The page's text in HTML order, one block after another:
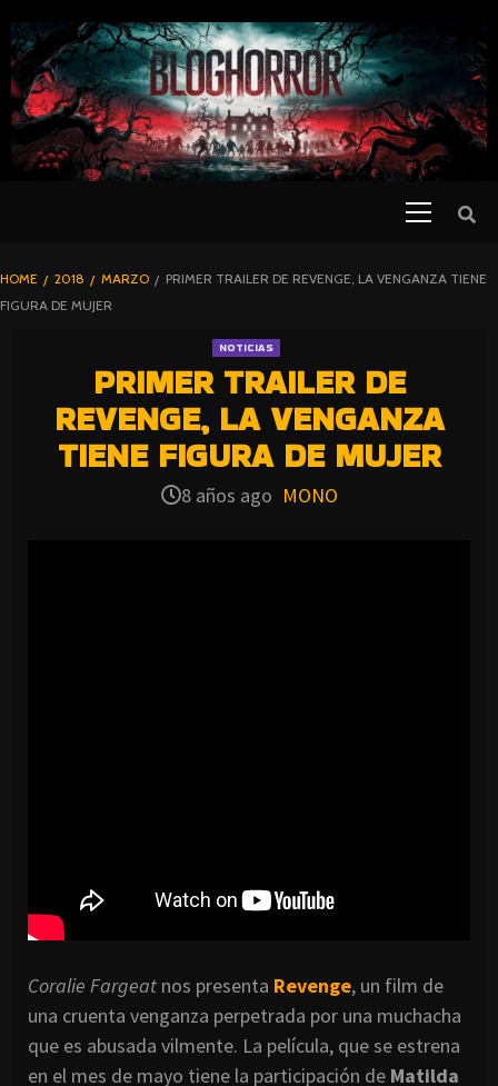
TO
CONTENT
BLOGHORROR
⋆
HOME 2018 MARZO
PRIMER TRAILER DE REVENGE, LA VENGANZA TIENE
FIGURA DE MUJER
NOTICIAS
PRIMER TRAILER DE
REVENGE, LA VENGANZA
TIENE FIGURA DE MUJER
8 años ago MONO
Coralie Fargeat nos presenta Revenge, un film de
una cruenta venganza perpetrada por una muchacha
que es abusada vilmente. La película, que se estrena
en el mes de mayo tiene la participación de Matilda